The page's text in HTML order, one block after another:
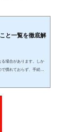
と一覧を徹底解
る場合があります。しか
慣れておらず、手続き
は日数がかかりスケジ